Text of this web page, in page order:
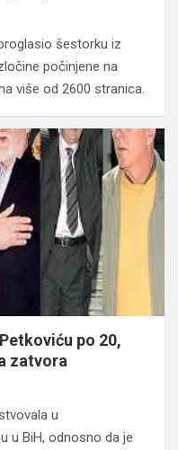
šestorku iz
počinjene na
više od 2600 stranica.
po 20,
zatvora
u
u BiH, odnosno da je